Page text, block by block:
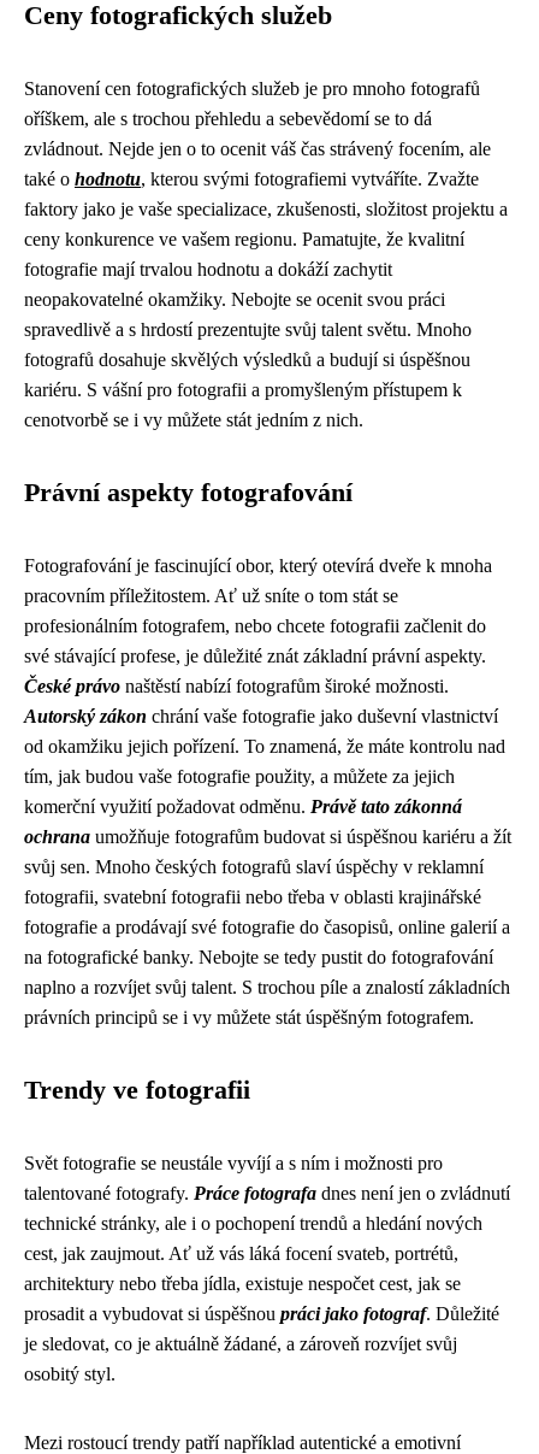
Ceny fotografických služeb
Stanovení cen fotografických služeb je pro mnoho fotografů
oříškem, ale s trochou přehledu a sebevědomí se to dá
zvládnout. Nejde jen o to ocenit váš čas strávený focením, ale
také o hodnotu, kterou svými fotografiemi vytváříte. Zvažte
faktory jako je vaše specializace, zkušenosti, složitost projektu a
ceny konkurence ve vašem regionu. Pamatujte, že kvalitní
fotografie mají trvalou hodnotu a dokáží zachytit
neopakovatelné okamžiky. Nebojte se ocenit svou práci
spravedlivě a s hrdostí prezentujte svůj talent světu. Mnoho
fotografů dosahuje skvělých výsledků a budují si úspěšnou
kariéru. S vášní pro fotografii a promyšleným přístupem k
cenotvorbě se i vy můžete stát jedním z nich.
Právní aspekty fotografování
Fotografování je fascinující obor, který otevírá dveře k mnoha
pracovním příležitostem. Ať už sníte o tom stát se
profesionálním fotografem, nebo chcete fotografii začlenit do
své stávající profese, je důležité znát základní právní aspekty.
České právo naštěstí nabízí fotografům široké možnosti.
Autorský zákon chrání vaše fotografie jako duševní vlastnictví
od okamžiku jejich pořízení. To znamená, že máte kontrolu nad
tím, jak budou vaše fotografie použity, a můžete za jejich
komerční využití požadovat odměnu. Právě tato zákonná
ochrana umožňuje fotografům budovat si úspěšnou kariéru a žít
svůj sen. Mnoho českých fotografů slaví úspěchy v reklamní
fotografii, svatební fotografii nebo třeba v oblasti krajinářské
fotografie a prodávají své fotografie do časopisů, online galerií a
na fotografické banky. Nebojte se tedy pustit do fotografování
naplno a rozvíjet svůj talent. S trochou píle a znalostí základních
právních principů se i vy můžete stát úspěšným fotografem.
Trendy ve fotografii
Svět fotografie se neustále vyvíjí a s ním i možnosti pro
talentované fotografy. Práce fotografa dnes není jen o zvládnutí
technické stránky, ale i o pochopení trendů a hledání nových
cest, jak zaujmout. Ať už vás láká focení svateb, portrétů,
architektury nebo třeba jídla, existuje nespočet cest, jak se
prosadit a vybudovat si úspěšnou práci jako fotograf. Důležité
je sledovat, co je aktuálně žádané, a zároveň rozvíjet svůj
osobitý styl.
Mezi rostoucí trendy patří například autentické a emotivní